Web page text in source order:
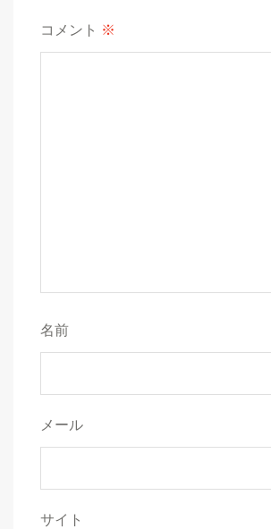
コメント ※
名前
メール
サイト